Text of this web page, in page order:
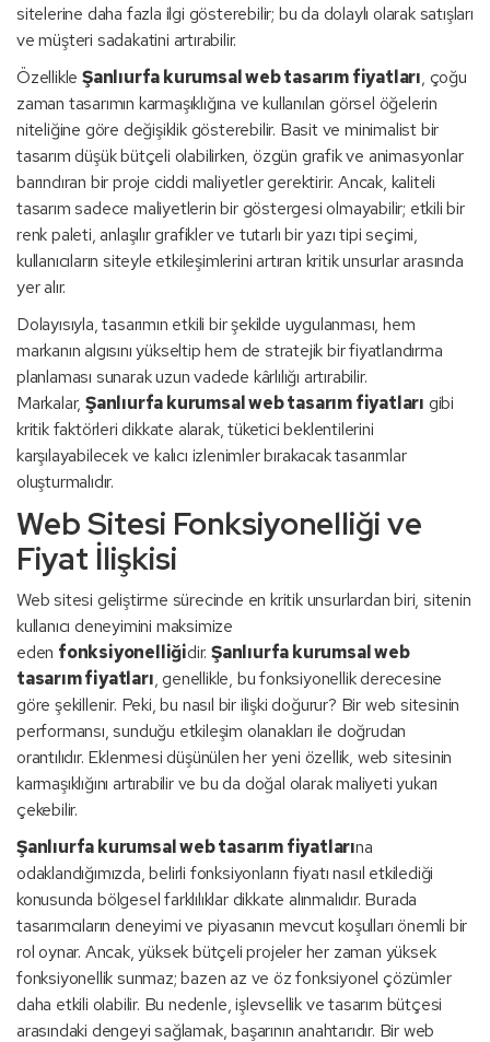
sitelerine daha fazla ilgi gösterebilir; bu da dolaylı olarak satışları
ve müşteri sadakatini artırabilir.
Özellikle Şanlıurfa kurumsal web tasarım fiyatları, çoğu
zaman tasarımın karmaşıklığına ve kullanılan görsel öğelerin
niteliğine göre değişiklik gösterebilir. Basit ve minimalist bir
tasarım düşük bütçeli olabilirken, özgün grafik ve animasyonlar
barındıran bir proje ciddi maliyetler gerektirir. Ancak, kaliteli
tasarım sadece maliyetlerin bir göstergesi olmayabilir; etkili bir
renk paleti, anlaşılır grafikler ve tutarlı bir yazı tipi seçimi,
kullanıcıların siteyle etkileşimlerini artıran kritik unsurlar arasında
yer alır.
Dolayısıyla, tasarımın etkili bir şekilde uygulanması, hem
markanın algısını yükseltip hem de stratejik bir fiyatlandırma
planlaması sunarak uzun vadede kârlılığı artırabilir.
Markalar, Şanlıurfa kurumsal web tasarım fiyatları gibi
kritik faktörleri dikkate alarak, tüketici beklentilerini
karşılayabilecek ve kalıcı izlenimler bırakacak tasarımlar
oluşturmalıdır.
Web Sitesi Fonksiyonelliği ve
Fiyat İlişkisi
Web sitesi geliştirme sürecinde en kritik unsurlardan biri, sitenin
kullanıcı deneyimini maksimize
eden fonksiyonelliğidir.Şanlıurfa kurumsal web
tasarım fiyatları, genellikle, bu fonksiyonellik derecesine
göre şekillenir. Peki, bu nasıl bir ilişki doğurur? Bir web sitesinin
performansı, sunduğu etkileşim olanakları ile doğrudan
orantılıdır. Eklenmesi düşünülen her yeni özellik, web sitesinin
karmaşıklığını artırabilir ve bu da doğal olarak maliyeti yukarı
çekebilir.
Şanlıurfa kurumsal web tasarım fiyatlarına
odaklandığımızda, belirli fonksiyonların fiyatı nasıl etkilediği
konusunda bölgesel farklılıklar dikkate alınmalıdır. Burada
tasarımcıların deneyimi ve piyasanın mevcut koşulları önemli bir
rol oynar. Ancak, yüksek bütçeli projeler her zaman yüksek
fonksiyonellik sunmaz; bazen az ve öz fonksiyonel çözümler
daha etkili olabilir. Bu nedenle, işlevsellik ve tasarım bütçesi
arasındaki dengeyi sağlamak, başarının anahtarıdır. Bir web